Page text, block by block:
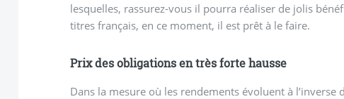
lesquelles, rassurez-vous il pourra réaliser de jolis
titres français, en ce moment, il est prêt à le faire.
Prix des obligations en très forte hausse
Dans la mesure où les rendements évoluent à